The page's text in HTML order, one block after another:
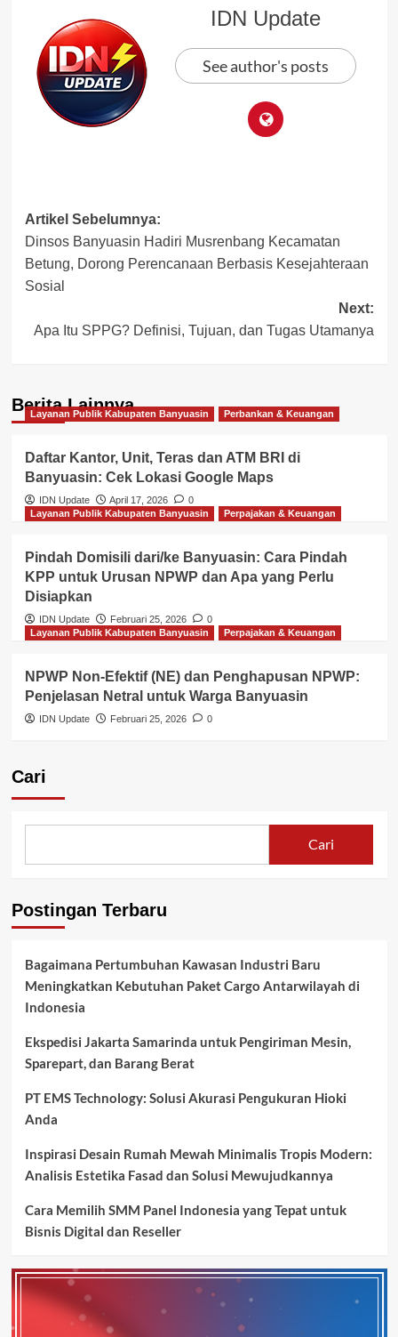
IDN Update
See author's posts
Post
navigation
Artikel Sebelumnya:
Dinsos Banyuasin Hadiri Musrenbang Kecamatan
Betung, Dorong Perencanaan Berbasis Kesejahteraan
Sosial
Next:
Apa Itu SPPG? Definisi, Tujuan, dan Tugas Utamanya
Berita Lainnya
Layanan Publik Kabupaten Banyuasin Perbankan & Keuangan
Daftar Kantor, Unit, Teras dan ATM BRI di
Banyuasin: Cek Lokasi Google Maps
IDN Update April 17, 2026
0
Layanan Publik Kabupaten Banyuasin
Perpajakan & Keuangan
Pindah Domisili dari/ke Banyuasin: Cara Pindah
KPP untuk Urusan NPWP dan Apa yang Perlu
Disiapkan
IDN Update Februari 25, 2026
0
Layanan Publik Kabupaten Banyuasin
Perpajakan & Keuangan
NPWP Non-Efektif (NE) dan Penghapusan NPWP:
Penjelasan Netral untuk Warga Banyuasin
IDN Update Februari 25, 2026 0
Cari
Cari
Postingan Terbaru
Bagaimana Pertumbuhan Kawasan Industri Baru
Meningkatkan Kebutuhan Paket Cargo Antarwilayah di
Indonesia
Ekspedisi Jakarta Samarinda untuk Pengiriman Mesin,
Sparepart, dan Barang Berat
PT EMS Technology: Solusi Akurasi Pengukuran Hioki
Anda
Inspirasi Desain Rumah Mewah Minimalis Tropis Modern:
Analisis Estetika Fasad dan Solusi Mewujudkannya
Cara Memilih SMM Panel Indonesia yang Tepat untuk
Bisnis Digital dan Reseller